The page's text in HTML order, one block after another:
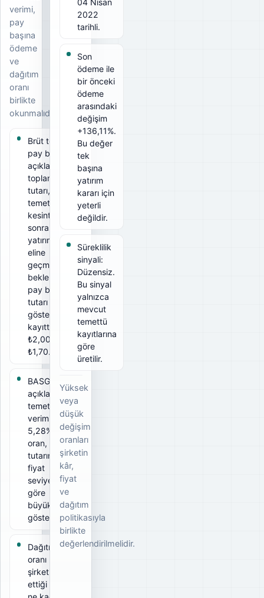
verimi,
pay
başına
ödeme
ve
dağıtım
oranı
birlikte
okunmalıdır.
Brüt temettü
pay başına
açıklanan
toplam
tutarı, net
temettü ise
kesintiler
sonrası
yatırımcının
eline
geçmesi
beklenen
pay başına
tutarı
gösterir. Bu
kayıtta brüt
₺2,00, net
₺1,70.
BASGZ için
açıklanan
temettü
verimi
5,28%. Bu
oran, ödeme
tutarının ilgili
fiyat
seviyesine
göre
büyüklüğünü
gösterir.
Dağıtım
oranı 59%;
şirketin elde
ettiği kârın
2022
tarihli.
Son
ödeme ile
bir önceki
ödeme
arasındaki
değişim
+136,11%.
Bu değer
tek
başına
yatırım
kararı için
yeterli
değildir.
Süreklilik
sinyali:
Düzensiz.
Bu sinyal
yalnızca
mevcut
temettü
kayıtlarına
göre
üretilir.
Yüksek
veya
düşük
değişim
oranları
şirketin
kâr,
fiyat
ve
dağıtım
politikasıyla
birlikte
değerlendirilmelidir.